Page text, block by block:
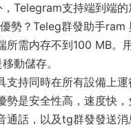
Telegram支持端到端
勢？Teleg群發助手ram
所需内存不到100 MB。
動儲存。
持同時在所有設備上運
是安全性高，速度快，
通話，以及tg群發發送